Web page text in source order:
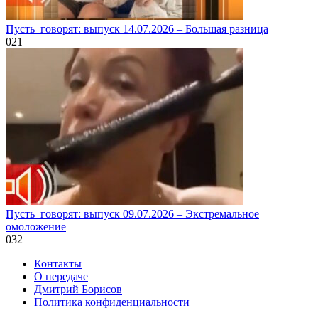
Пусть_говорят: выпуск 14.07.2026 – Большая разница
021
Пусть_говорят: выпуск 09.07.2026 – Экстремальное
омоложение
032
Контакты
О передаче
Дмитрий Борисов
Политика конфиденциальности